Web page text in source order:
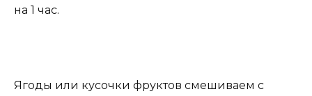
на 1 час.
Ягоды или кусочки фруктов смешиваем с